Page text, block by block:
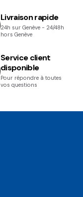
Livraison rapide
24h sur Genève - 24/48h
hors Genève
Service client
disponible
Pour répondre à toutes
vos questions